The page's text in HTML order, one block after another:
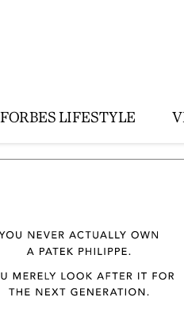
FORBES LIFESTYLE